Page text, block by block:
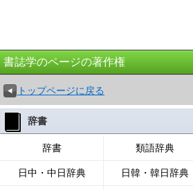
書誌学のページの著作権
トップページに戻る
辞書
辞書 類語辞典
日中・中日辞典 日韓・韓日辞典